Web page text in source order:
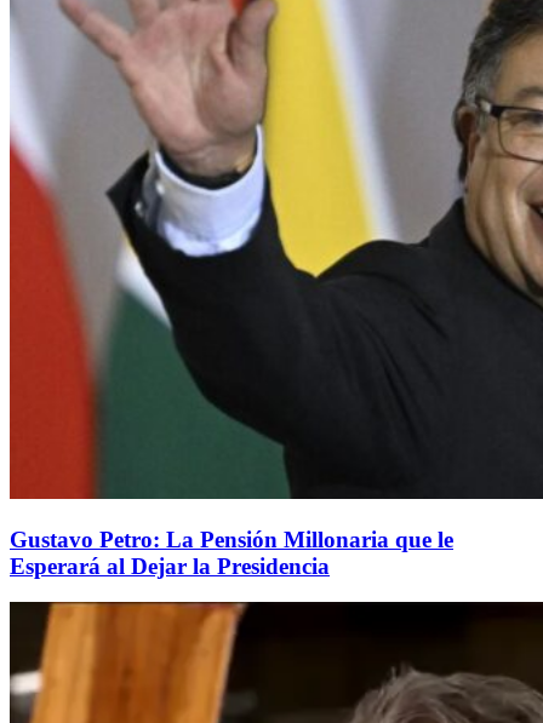
Gustavo Petro: La Pensión Millonaria que le
Esperará al Dejar la Presidencia